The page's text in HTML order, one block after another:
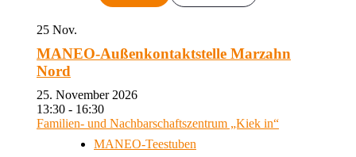
25 Nov.
MANEO-Außenkontaktstelle Marzahn
Nord
25. November 2026
13:30 - 16:30
Familien- und Nachbarschaftszentrum „Kiek in“
MANEO-Teestuben